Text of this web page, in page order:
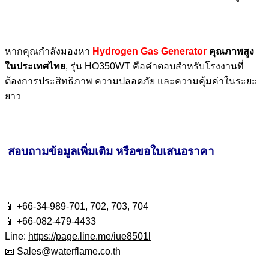
หากคุณกำลังมองหา Hydrogen Gas Generator คุณภาพสูง
ในประเทศไทย, รุ่น HO350WT คือคำตอบสำหรับโรงงานที่
ต้องการประสิทธิภาพ ความปลอดภัย และความคุ้มค่าในระยะ
ยาว
สอบถามข้อมูลเพิ่มเติม หรือขอใบเสนอราคา
📱 +66-34-989-701, 702, 703, 704
📱 +66-082-479-4433
Line: https://page.line.me/iue8501l
📧 Sales@waterflame.co.th